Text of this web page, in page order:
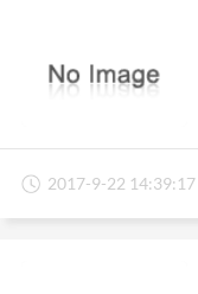
2017-9-22 14:39:17